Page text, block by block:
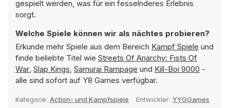
gespielt werden, was für ein fesselnderes Erlebnis
sorgt.
Welche Spiele können wir als nächtes probieren?
Erkunde mehr Spiele aus dem Bereich Kampf Spiele und
finde beliebte Titel wie Streets Of Anarchy: Fists Of
War, Slap Kings, Samurai Rampage und Kill-Boi 9000 -
alle sind sofort auf Y8 Games verfügbar.
Kategorie: Action- und Kampfspiele Entwickler: YYGGames